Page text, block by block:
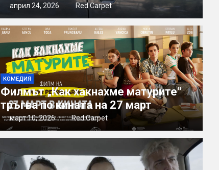
април 24, 2026 Red Carpet
КОМЕДИЯ
Филмът „Как хакнахме матурите“
тръгва по кината на 27 март
март 10, 2026 Red Carpet